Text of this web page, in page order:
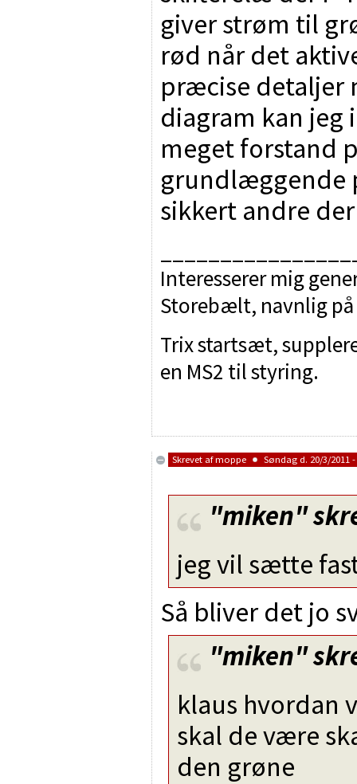
giver strøm til
rød når det
præcise detaljer
diagram kan jeg
meget forstand
grundlæggende
sikkert andre
Interesserer mig
Storebælt, navnlig
Trix startsæt,
en MS2 til styring.
Skrevet afmoppe Søndag d. 20/3/2011 -
"miken"
jeg vil sætte
Så bliver det jo
"miken"
klaus hvordan
skal de være
den grøne